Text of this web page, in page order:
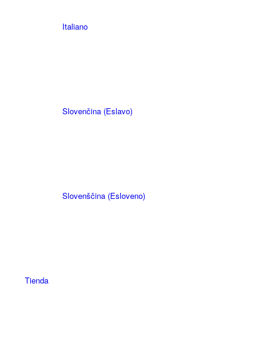
Italiano
Slovenčina(Eslavo)
Slovenščina(Esloveno)
Tienda